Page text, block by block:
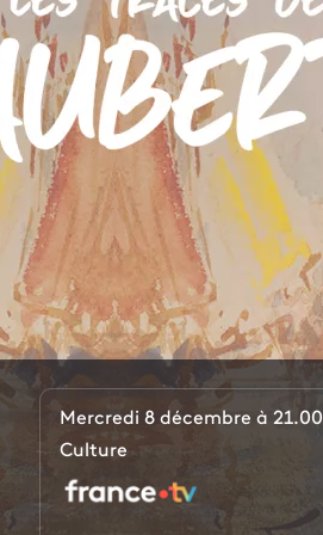
Mercredi 8 décembre à 21.00
Culture